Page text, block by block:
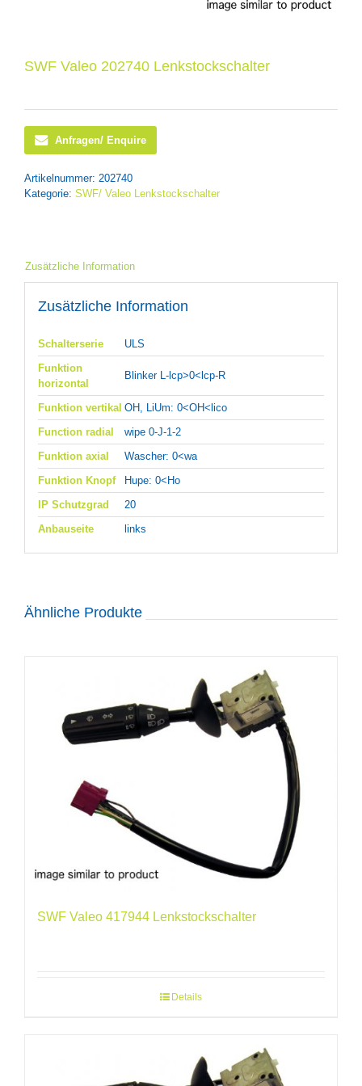
SWF Valeo 202740 Lenkstockschalter
Anfragen/ Enquire
Artikelnummer: 202740
Kategorie: SWF/ Valeo Lenkstockschalter
Zusätzliche Information
Zusätzliche Information
Schalterserie
ULS
Funktion
horizontal
Blinker L-lcp>0<lcp-R
Funktion vertikal OH, LiUm: 0<OH<lico
Function radial
wipe 0-J-1-2
Funktion axial
Wascher: 0<wa
Funktion Knopf
Hupe: 0<Ho
IP Schutzgrad
20
Anbauseite
links
Ähnliche Produkte
SWF Valeo 417944 Lenkstockschalter
Details